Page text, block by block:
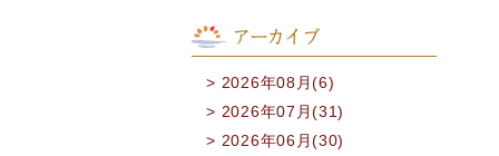
アーカイブ
2026年08月(6)
2026年07月(31)
2026年06月(30)